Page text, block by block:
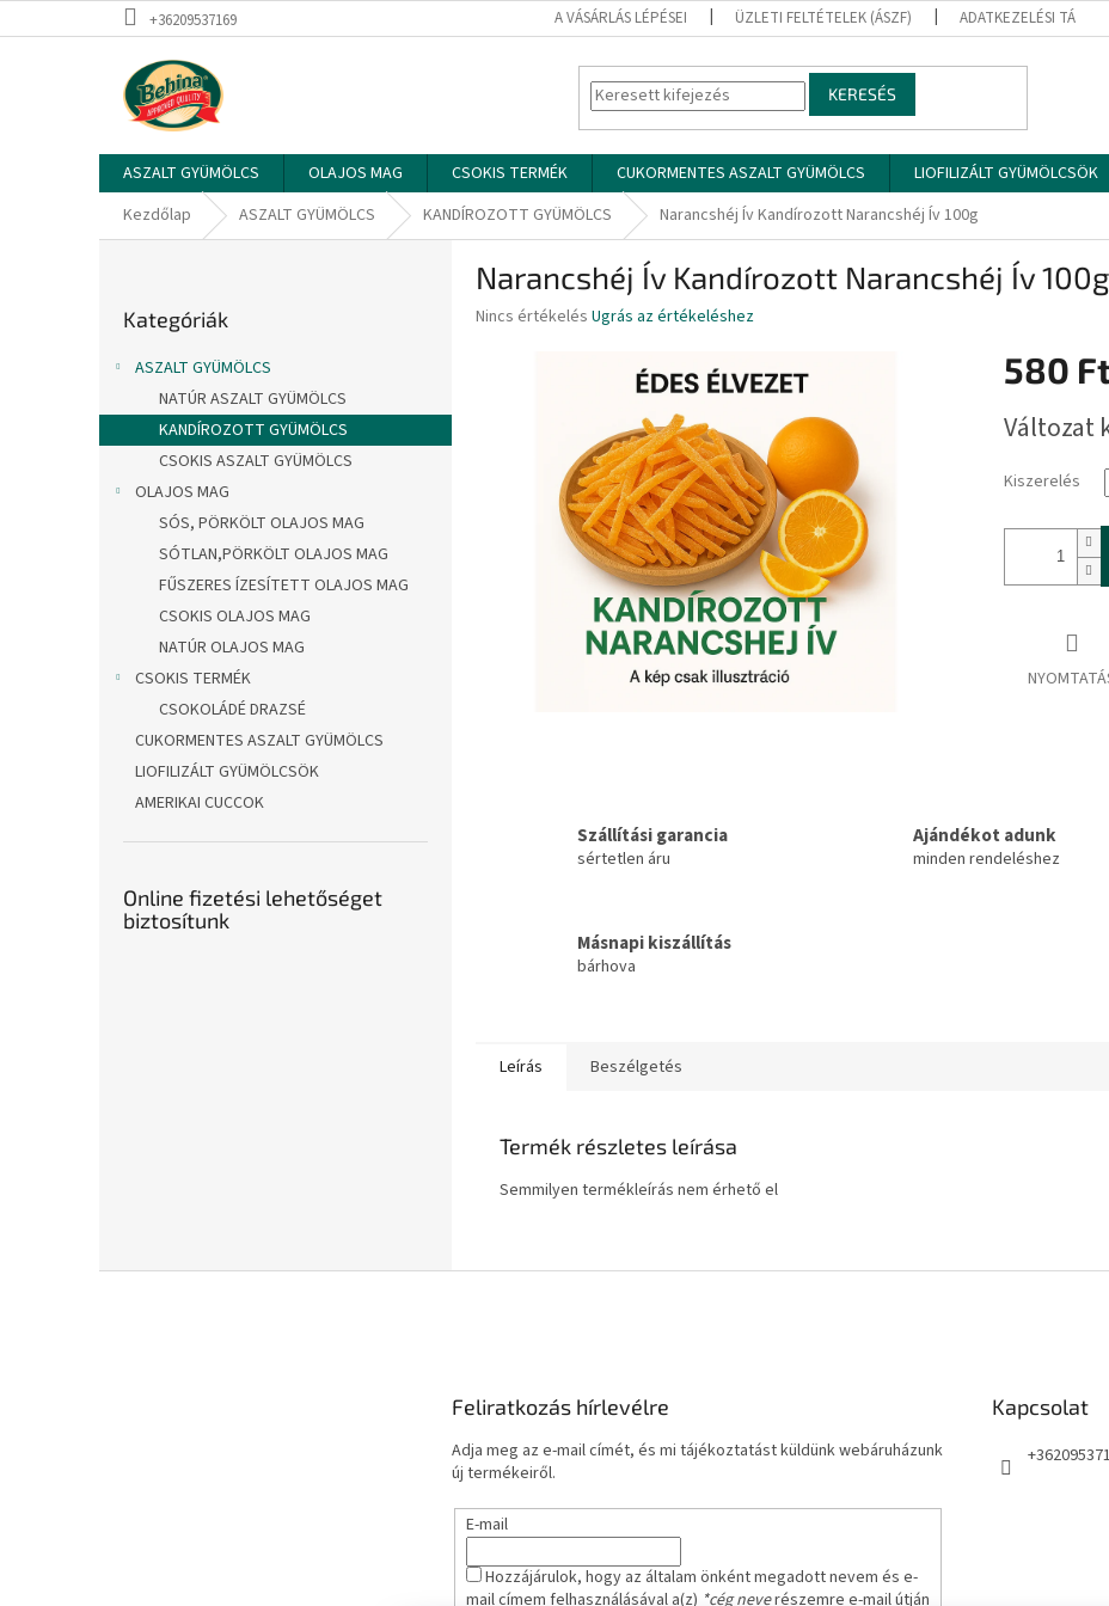
a
+36209537169 A VÁSÁRLÁS LÉPÉSEI ÜZLETI FELTÉTELEK (ÁSZF) ADATKEZELÉSI
KERESÉS
ASZALT GYÜMÖLCS OLAJOS MAG CSOKIS TERMÉK CUKORMENTES ASZALT GYÜMÖLCS LIOFILIZÁLT GYÜMÖLCSÖK
Kezdőlap
ASZALT GYÜMÖLCS KANDÍROZOTT GYÜMÖLCS Narancshéj Ív Kandírozott Narancshéj Ív 100g
ó
átugrása
Kategóriák
ASZALT GYÜMÖLCS
NATÚR ASZALT GYÜMÖLCS
KANDÍROZOTT GYÜMÖLCS
CSOKIS ASZALT GYÜMÖLCS
OLAJOS MAG
SÓS, PÖRKÖLT OLAJOS MAG
SÓTLAN,PÖRKÖLT OLAJOS MAG
FŰSZERES ÍZESÍTETT OLAJOS MAG
CSOKIS OLAJOS MAG
NATÚR OLAJOS MAG
CSOKIS TERMÉK
CSOKOLÁDÉ DRAZSÉ
CUKORMENTES ASZALT GYÜMÖLCS
LIOFILIZÁLT GYÜMÖLCSÖK
AMERIKAI CUCCOK
Online fizetési lehetőséget
biztosítunk
Narancshéj Ív Kandírozott Narancshéj Ív 100g
A
Nincs értékelés Ugrás az értékeléshez
580
Változat
Kiszerelés
Szállítási garancia
sértetlen áru
Ajándékot adunk
minden rendeléshez
Másnapi kiszállítás
bárhova
Leírás Beszélgetés
Termék részletes leírása
Semmilyen termékleírás nem érhető el
Feliratkozás hírlevélre
Adja meg az e-mail címét, és mi tájékoztatást küldünk webáruházunk
új termékeiről.
E-mail
Hozzájárulok, hogy az általam önként megadott nevem és e-
mail címem felhasználásával a(z) *cég neverészemre e-mail útján
Kapcsolat